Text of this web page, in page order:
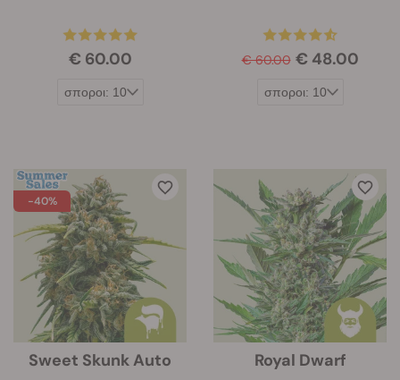
€ 60.00 € 60.00 € 48.00
-40%
Sweet Skunk Auto Royal Dwarf